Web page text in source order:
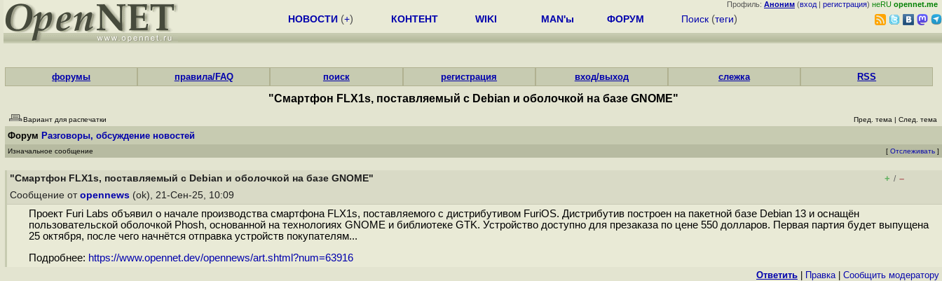
Профиль: Аноним (вход | регистрация) неRU opennet.me
НОВОСТИ (+) КОНТЕНТ WIKI MAN'ы ФОРУМ Поиск (теги)
форумы правила/FAQ поиск регистрация вход/выход слежка RSS
"Смартфон FLX1s, поставляемый с Debian и оболочкой на базе GNOME"
Вариант для распечатки Пред. тема | След. тема
Форум Разговоры, обсуждение новостей
Изначальное сообщение [ Отслеживать ]
"Смартфон FLX1s, поставляемый с Debian и оболочкой на базе GNOME" + / –
Сообщение от opennews (ok), 21-Сен-25, 10:09
Проект Furi Labs объявил о начале производства смартфона FLX1s, поставляемого с дистрибутивом FuriOS. Дистрибутив построен на пакетной базе Debian 13 и оснащён
пользовательской оболочкой Phosh, основанной на технологиях GNOME и библиотеке GTK. Устройство доступно для презаказа по цене 550 долларов. Первая партия будет выпущена
25 октября, после чего начнётся отправка устройств покупателям...
Подробнее: https://www.opennet.dev/opennews/art.shtml?num=63916
Ответить Правка| Cообщить модератору